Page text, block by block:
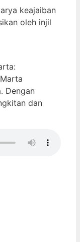
keajaiban
oleh injil
Dengan
dan